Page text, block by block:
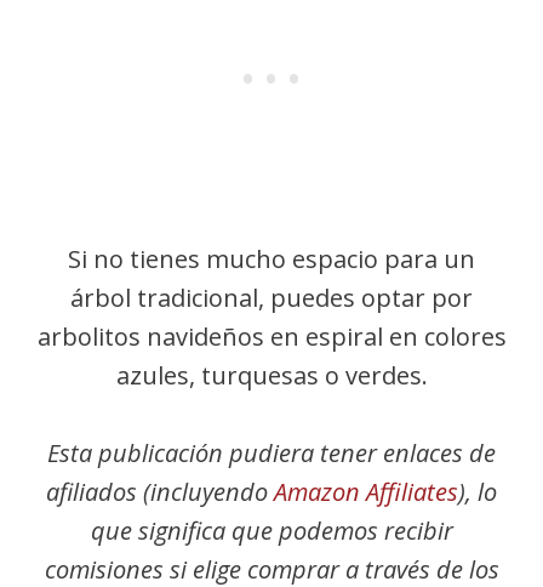
Si no tienes mucho espacio para un
árbol tradicional, puedes optar por
arbolitos navideños en espiral en colores
azules, turquesas o verdes.
Esta publicación pudiera tener enlaces de
afiliados (incluyendoAmazon Affiliates), lo
que significa que podemos recibir
comisiones si elige comprar a través de los